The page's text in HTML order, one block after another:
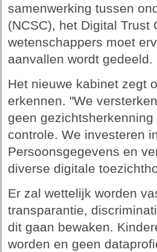
samenwerking tussen
(NCSC), het Digital Trust
wetenschappers moet
aanvallen wordt gedeeld.
Het nieuwe kabinet zegt
erkennen. "We
geen
controle. We investeren
Persoonsgegevens en
diverse digitale
Er zal wettelijk worden
transparantie,
dit gaan bewaken.
worden en geen